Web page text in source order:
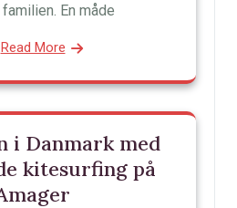
En måde
Read More
i Danmark med
kitesurfing på